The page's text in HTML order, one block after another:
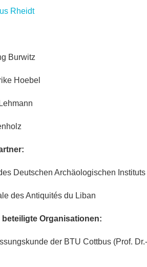
Rheidt
Burwitz
Hoebel
Deutschen Archäologischen
des Antiquités du Liban
beteiligte Organisationen:
der BTU Cottbus (Prof.